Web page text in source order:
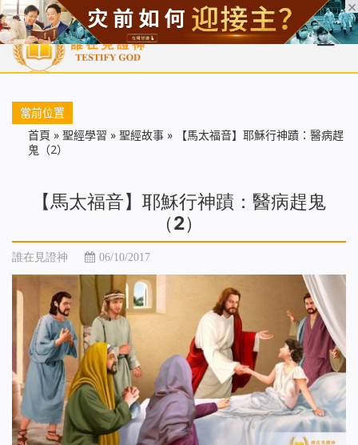
首頁 每日靈糧 天國福音 基督徒見證 信仰解答 聖經
當前位置
首頁 » 聖經學習 » 聖經故事 »
【馬太福音】耶穌行神蹟：醫病趕
鬼（2）
【馬太福音】耶穌行神蹟：醫病趕鬼
（2）
誰在見證神 06/10/2017